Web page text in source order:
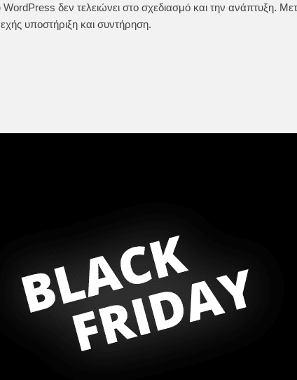
δεν τελειώνει στο σχεδιασμό και την ανάπτυξη.
υποστήριξη και συντήρηση.